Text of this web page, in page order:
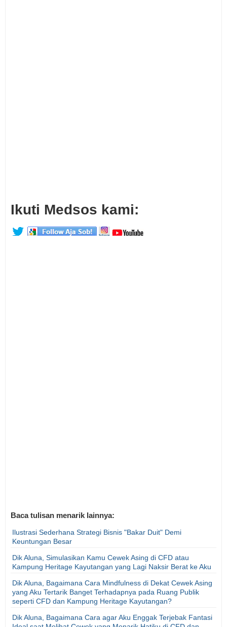
Ikuti Medsos kami:
Baca tulisan menarik lainnya:
Ilustrasi Sederhana Strategi Bisnis "Bakar Duit" Demi
Keuntungan Besar
Dik Aluna, Simulasikan Kamu Cewek Asing di CFD atau
Kampung Heritage Kayutangan yang Lagi Naksir Berat ke Aku
Dik Aluna, Bagaimana Cara Mindfulness di Dekat Cewek Asing
yang Aku Tertarik Banget Terhadapnya pada Ruang Publik
seperti CFD dan Kampung Heritage Kayutangan?
Dik Aluna, Bagaimana Cara agar Aku Enggak Terjebak Fantasi